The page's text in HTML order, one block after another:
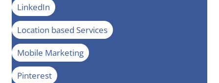
LinkedIn
Location based Services
Mobile Marketing
Pinterest